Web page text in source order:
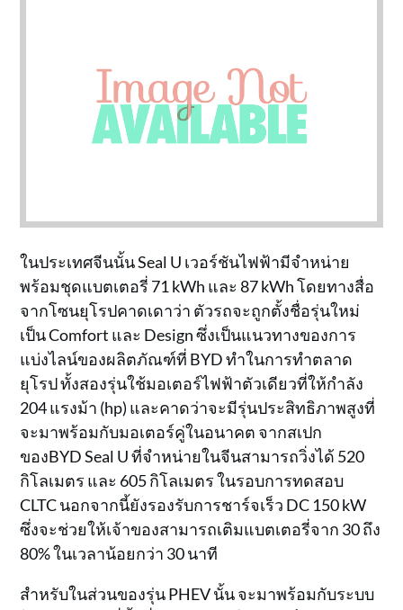
ในประเทศจีนนั้น Seal U เวอร์ชันไฟฟ้ามีจำหน่าย
พร้อมชุดแบตเตอรี่ 71 kWh และ 87 kWh โดยทางสื่อ
จากโซนยุโรปคาดเดาว่า ตัวรถจะถูกตั้งชื่อรุ่นใหม่
เป็น Comfort และ Design ซึ่งเป็นแนวทางของการ
แบ่งไลน์ของผลิตภัณฑ์ที่ BYD ทำในการทำตลาด
ยุโรป ทั้งสองรุ่นใช้มอเตอร์ไฟฟ้าตัวเดียวที่ให้กำลัง
204 แรงม้า (hp) และคาดว่าจะมีรุ่นประสิทธิภาพสูงที่
จะมาพร้อมกับมอเตอร์คู่ในอนาคต จากสเปก
ของBYD Seal U ที่จำหน่ายในจีนสามารถวิ่งได้ 520
กิโลเมตร และ 605 กิโลเมตร ในรอบการทดสอบ
CLTC นอกจากนี้ยังรองรับการชาร์จเร็ว DC 150 kW
ซึ่งจะช่วยให้เจ้าของสามารถเติมแบตเตอรี่จาก 30 ถึง
80% ในเวลาน้อยกว่า 30 นาที
สำหรับในส่วนของรุ่น PHEV นั้น จะมาพร้อมกับระบบ